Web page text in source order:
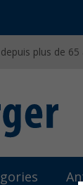
plus de 65